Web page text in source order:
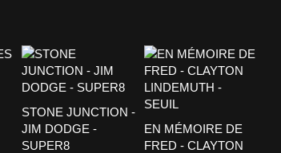
STONE JUNCTION -
JIM DODGE -
SUPER8
EN MÉMOIRE DE
FRED - CLAYTON